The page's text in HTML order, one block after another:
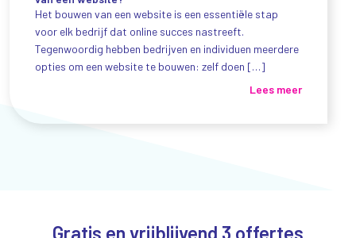
Het bouwen van een website is een essentiële stap
voor elk bedrijf dat online succes nastreeft.
Tegenwoordig hebben bedrijven en individuen meerdere
opties om een website te bouwen: zelf doen […]
Lees meer
Gratis en vrijblijvend 3 offertes